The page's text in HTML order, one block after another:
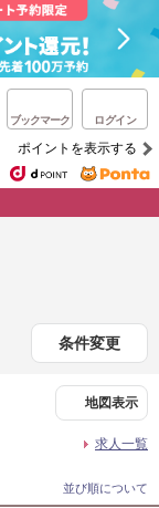
ブックマーク ログイン
ポイントを表示する
条件変更
地図表示
求人一覧
並び順について